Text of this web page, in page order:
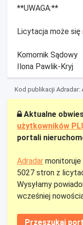
**UWAGA:**
Licytacja może się
Komornik Sądowy
Ilona Pawlik-Kryj
Kod publikacji Adradar:
Aktualne
użytkowników
portali
Adradar
5027 stron z
Wysyłamy
wcześniej
Przeszukaj